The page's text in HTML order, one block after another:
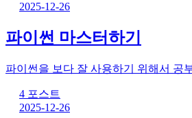
2025-12-26
파이썬 마스터하기
파이썬을 보다 잘 사용하기 위해서 공
4 포스트
2025-12-26